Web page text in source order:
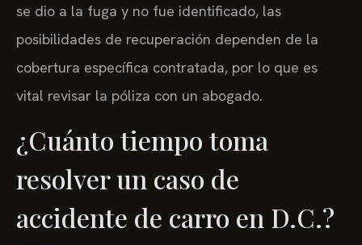
se dio a la fuga y no fue identificado, las
posibilidades de recuperación dependen de la
cobertura específica contratada, por lo que es
vital revisar la póliza con un abogado.
¿Cuánto tiempo toma
resolver un caso de
accidente de carro en D.C.?